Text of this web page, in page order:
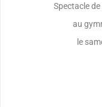
Spectacle
au
le